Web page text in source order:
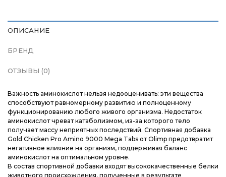
ОПИСАНИЕ
БРЕНД
ОТЗЫВЫ (0)
Важность аминокислот нельзя недооценивать: эти вещества
способствуют равномерному развитию и полноценному
функционированию любого живого организма. Недостаток
аминокислот чреват катаболизмом, из-за которого тело
получает массу неприятных последствий. Спортивная добавка
Gold Chicken Pro Amino 9000 Mega Tabs от Olimp предотвратит
негативное влияние на организм, поддерживая баланс
аминокислот на оптимальном уровне.
В состав спортивной добавки входят высококачественные белки
животного происхождения, полученные в результате
Доставка и оплата
Блог
Доставка и оплата
Блог
Доставка и оплата
Блог